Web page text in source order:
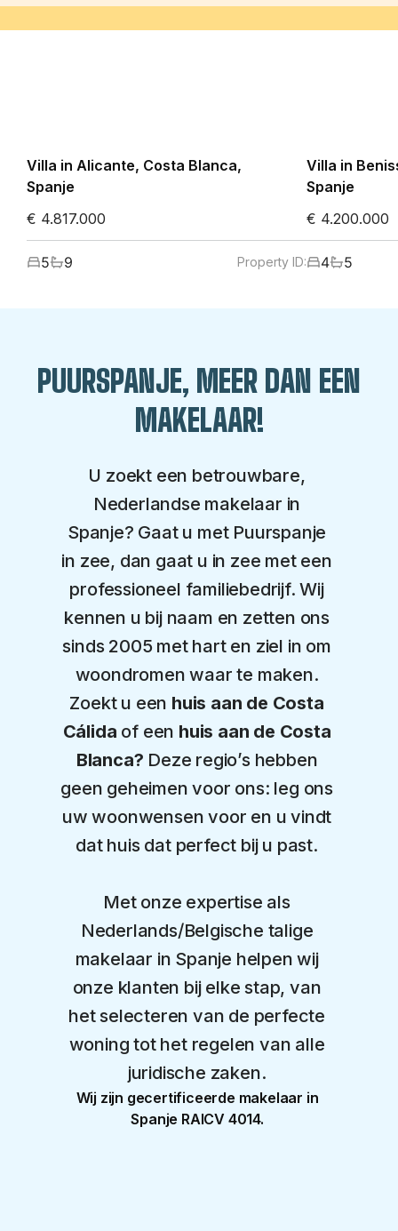
Villa in Alicante, Costa Blanca,
Spanje
€ 4.817.000
5 9 Property ID:
Villa in
Spanje
€ 4.200.000
4 5
PUURSPANJE, MEER DAN EEN
MAKELAAR!
U zoekt een betrouwbare,
Nederlandse makelaar in
Spanje? Gaat u met Puurspanje
in zee, dan gaat u in zee met een
professioneel familiebedrijf. Wij
kennen u bij naam en zetten ons
sinds 2005 met hart en ziel in om
woondromen waar te maken.
Zoekt u een huis aan de Costa
Cálida of een huis aan de Costa
Blanca? Deze regio’s hebben
geen geheimen voor ons: leg ons
uw woonwensen voor en u vindt
dat huis dat perfect bij u past.
Met onze expertise als
Nederlands/Belgische talige
makelaar in Spanje helpen wij
onze klanten bij elke stap, van
het selecteren van de perfecte
woning tot het regelen van alle
juridische zaken.
Wij zijn gecertificeerde makelaar in
Spanje RAICV 4014.